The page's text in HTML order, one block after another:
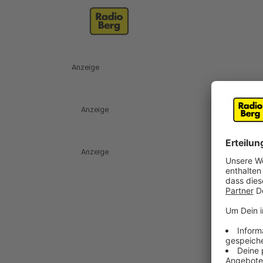
Anzeige
Anzeige
Anzeige